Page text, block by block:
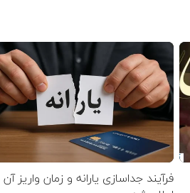
فرآیند جداسازی یارانه و زمان واریز آن